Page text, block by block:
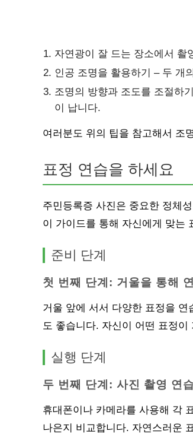
자연광이 잘 드는 장소에서 촬
인공 조명을 활용하기 – 두 개
조명의 방향과 조도를 조절하
이 납니다.
여러분도 위의 팁을 참고해서 조
표정 연습을 하세요
주민등록증 사진은 중요한 정체
이 가이드를 통해 자신에게 맞는
준비 단계
첫 번째 단계: 거울을 통해 연
거울 앞에 서서 다양한 표정을
도 좋습니다. 자신이 어떤 표정
실행 단계
두 번째 단계: 사진 촬영 연습
휴대폰이나 카메라를 사용해 각
나은지 비교합니다. 자연스러운